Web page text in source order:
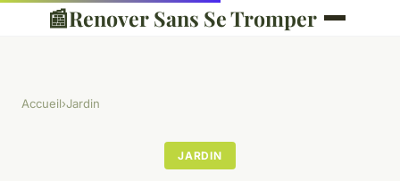
📰Renover Sans Se Tromper
Accueil›Jardin
JARDIN